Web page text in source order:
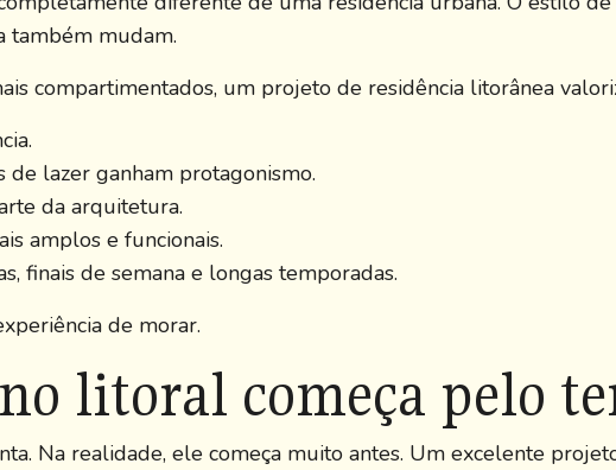
também mudam.
compartimentados, um projeto de residência litorânea
de lazer ganham protagonismo.
da arquitetura.
amplos e funcionais.
finais de semana e longas temporadas.
de morar.
litoral começa pelo
Na realidade, ele começa muito antes. Um excelente